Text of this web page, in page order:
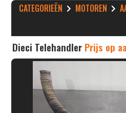
CATEGORIEËN MOTOREN
Dieci Telehandler Prijs op